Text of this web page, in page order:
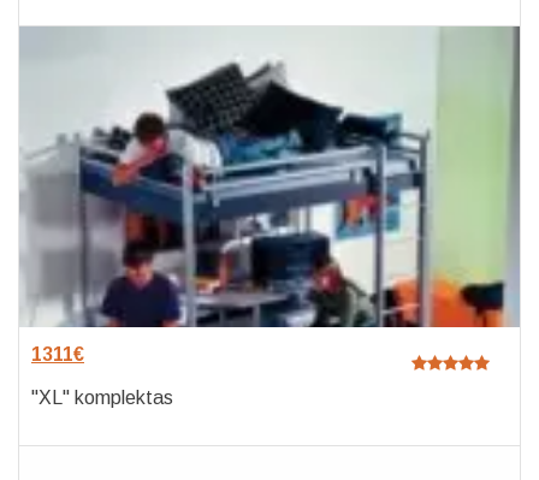
1311€
"XL" komplektas